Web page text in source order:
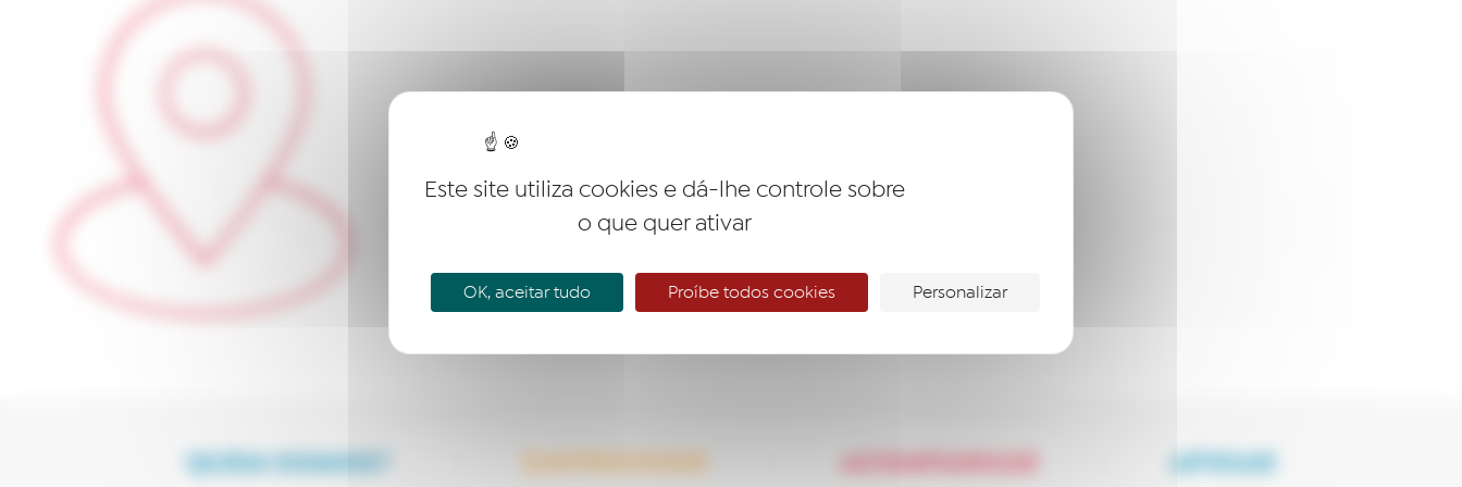
QUEM SOMOS? ACOMPANHAR APOIAR
Este site utiliza cookies e dá-lhe controle sobre
o que quer ativar
OK, aceitar tudo Proíbe todos cookies Personalizar